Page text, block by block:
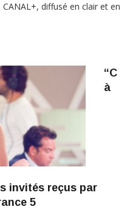
CANAL+, diffusé en clair et en
“C
à
invités reçus par
5